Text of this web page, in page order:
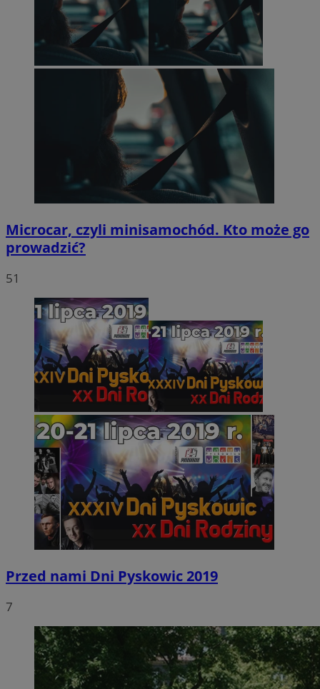
Microcar, czyli minisamochód. Kto może go
prowadzić?
51
Przed nami Dni Pyskowic 2019
7